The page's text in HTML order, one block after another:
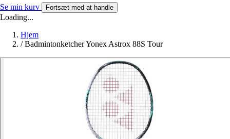
Se min kurv Fortsæt med at handle
Loading...
Hjem
/ Badmintonketcher Yonex Astrox 88S Tour